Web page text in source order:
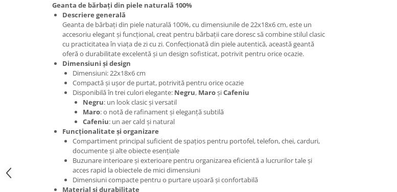
Geanta de bărbați din piele naturală 100%
Descriere generală
Geanta de bărbați din piele naturală 100%, cu dimensiunile de 22x18x6 cm, este un
accesoriu elegant și funcțional, creat pentru bărbații care doresc să combine stilul clasic
cu practicitatea în viața de zi cu zi. Confecționată din piele autentică, această geantă
oferă o durabilitate excelentă și un design sofisticat, potrivit pentru orice ocazie.
Dimensiuni și design
Dimensiuni: 22x18x6 cm
Compactă și ușor de purtat, potrivită pentru orice ocazie
Disponibilă în trei culori elegante: Negru, MaroșiCafeniu
Negru: un look clasic și versatil
Maro: o notă de rafinament și eleganță subtilă
Cafeniu: un aer cald și natural
Funcționalitate și organizare
Compartiment principal suficient de spațios pentru portofel, telefon, chei, carduri,
documente și alte obiecte esențiale
Buzunare interioare și exterioare pentru organizarea eficientă a lucrurilor tale și
acces rapid la obiectele de mici dimensiuni
Dimensiuni compacte pentru o purtare ușoară și confortabilă
Material și durabilitate